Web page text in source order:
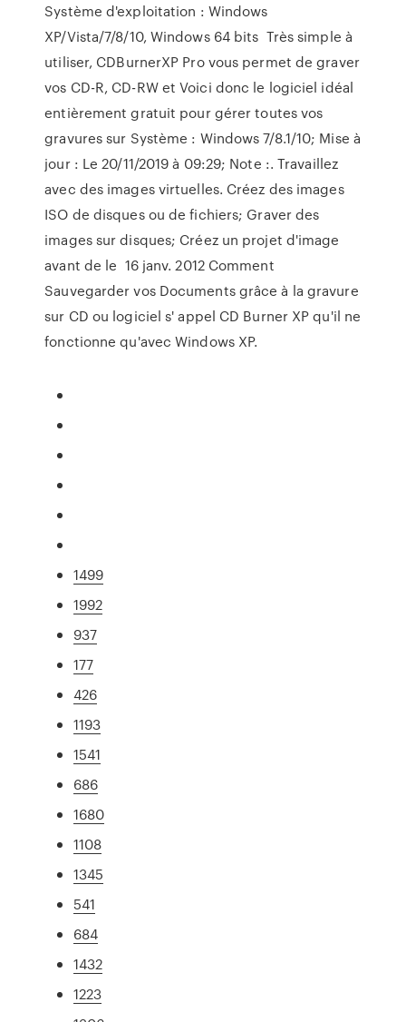
Système d'exploitation : Windows
XP/Vista/7/8/10, Windows 64 bits Très simple à
utiliser, CDBurnerXP Pro vous permet de graver
vos CD-R, CD-RW et Voici donc le logiciel idéal
entièrement gratuit pour gérer toutes vos
gravures sur Système : Windows 7/8.1/10; Mise à
jour : Le 20/11/2019 à 09:29; Note :. Travaillez
avec des images virtuelles. Créez des images
ISO de disques ou de fichiers; Graver des
images sur disques; Créez un projet d'image
avant de le 16 janv. 2012 Comment
Sauvegarder vos Documents grâce à la gravure
sur CD ou logiciel s' appel CD Burner XP qu'il ne
fonctionne qu'avec Windows XP.
1499
1992
937
177
426
1193
1541
686
1680
1108
1345
541
684
1432
1223